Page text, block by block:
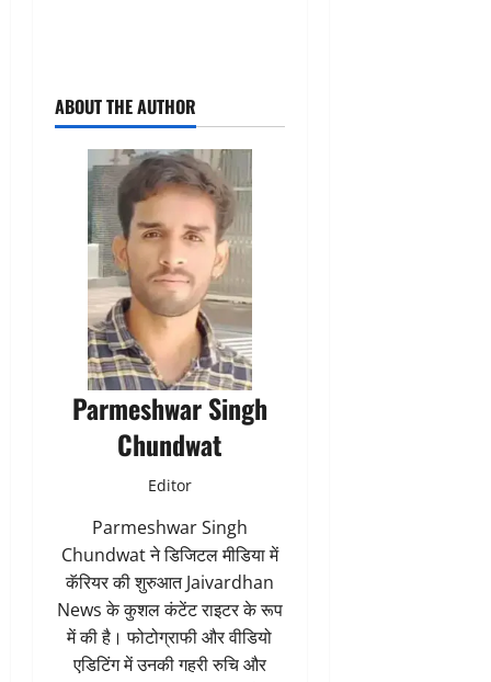
ABOUT THE AUTHOR
Parmeshwar Singh
Chundwat
Editor
Parmeshwar Singh
Chundwat ने डिजिटल मीडिया में
कॅरियर की शुरुआत Jaivardhan
News के कुशल कंटेंट राइटर के रूप
में की है। फोटोग्राफी और वीडियो
एडिटिंग में उनकी गहरी रुचि और